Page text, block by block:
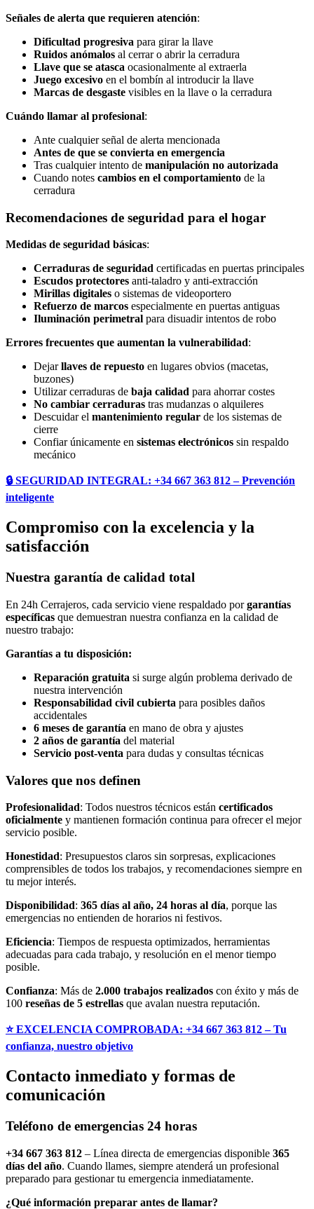
Señales de alerta que requieren atención:
Dificultad progresiva para girar la llave
Ruidos anómalos al cerrar o abrir la cerradura
Llave que se atasca ocasionalmente al extraerla
Juego excesivo en el bombín al introducir la llave
Marcas de desgaste visibles en la llave o la cerradura
Cuándo llamar al profesional:
Ante cualquier señal de alerta mencionada
Antes de que se convierta en emergencia
Tras cualquier intento de manipulación no autorizada
Cuando notes cambios en el comportamiento de la
cerradura
Recomendaciones de seguridad para el hogar
Medidas de seguridad básicas:
Cerraduras de seguridad certificadas en puertas principales
Escudos protectores anti-taladro y anti-extracción
Mirillas digitales o sistemas de videoportero
Refuerzo de marcos especialmente en puertas antiguas
Iluminación perimetral para disuadir intentos de robo
Errores frecuentes que aumentan la vulnerabilidad:
Dejarllaves de repuesto en lugares obvios (macetas,
buzones)
Utilizar cerraduras de baja calidad para ahorrar costes
No cambiar cerraduras tras mudanzas o alquileres
Descuidar el mantenimiento regular de los sistemas de
cierre
Confiar únicamente en sistemas electrónicos sin respaldo
mecánico
🔒 SEGURIDAD INTEGRAL: +34 667 363 812 – Prevención
inteligente
Compromiso con la excelencia y la
satisfacción
Nuestra garantía de calidad total
En 24h Cerrajeros, cada servicio viene respaldado porgarantías
específicas que demuestran nuestra confianza en la calidad de
nuestro trabajo:
Garantías a tu disposición:
Reparación gratuita si surge algún problema derivado de
nuestra intervención
Responsabilidad civil cubierta para posibles daños
accidentales
6 meses de garantía en mano de obra y ajustes
2 años de garantía del material
Servicio post-venta para dudas y consultas técnicas
Valores que nos definen
Profesionalidad: Todos nuestros técnicos están certificados
oficialmente y mantienen formación continua para ofrecer el mejor
servicio posible.
Honestidad: Presupuestos claros sin sorpresas, explicaciones
comprensibles de todos los trabajos, y recomendaciones siempre en
tu mejor interés.
Disponibilidad: 365 días al año, 24 horas al día, porque las
emergencias no entienden de horarios ni festivos.
Eficiencia: Tiempos de respuesta optimizados, herramientas
adecuadas para cada trabajo, y resolución en el menor tiempo
posible.
Confianza: Más de 2.000 trabajos realizados con éxito y más de
100 reseñas de 5 estrellas que avalan nuestra reputación.
⭐ EXCELENCIA COMPROBADA: +34 667 363 812 – Tu
confianza, nuestro objetivo
Contacto inmediato y formas de
comunicación
Teléfono de emergencias 24 horas
+34 667 363 812 – Línea directa de emergencias disponible 365
días del año. Cuando llames, siempre atenderá un profesional
preparado para gestionar tu emergencia inmediatamente.
¿Qué información preparar antes de llamar?